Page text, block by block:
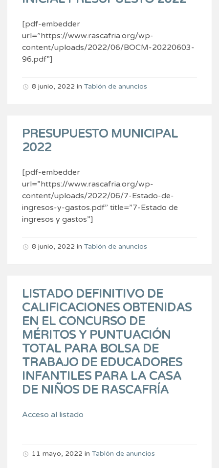
[pdf-embedder
url=”https://www.rascafria.org/wp-
content/uploads/2022/06/BOCM-20220603-
96.pdf”]
8 junio, 2022 in Tablón de anuncios
PRESUPUESTO MUNICIPAL
2022
[pdf-embedder
url=”https://www.rascafria.org/wp-
content/uploads/2022/06/7-Estado-de-
ingresos-y-gastos.pdf” title=”7-Estado de
ingresos y gastos”]
8 junio, 2022 in Tablón de anuncios
LISTADO DEFINITIVO DE
CALIFICACIONES OBTENIDAS
EN EL CONCURSO DE
MÉRITOS Y PUNTUACIÓN
TOTAL PARA BOLSA DE
TRABAJO DE EDUCADORES
INFANTILES PARA LA CASA
DE NIÑOS DE RASCAFRÍA
Acceso al listado
11 mayo, 2022 in Tablón de anuncios